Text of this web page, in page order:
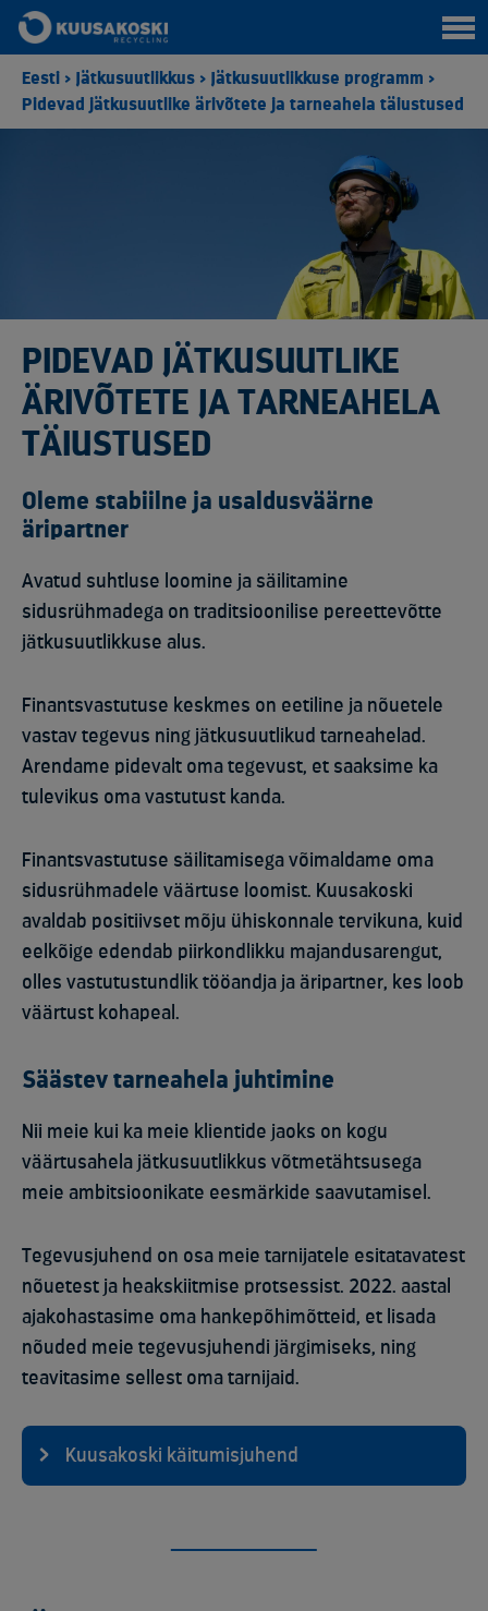
Eesti > Jätkusuutlikkus > Jätkusuutlikkuse programm >
Pidevad jätkusuutlike ärivõtete ja tarneahela täiustused
PIDEVAD JÄTKUSUUTLIKE
ÄRIVÕTETE JA TARNEAHELA
TÄIUSTUSED
Oleme stabiilne ja usaldusväärne
äripartner
Avatud suhtluse loomine ja säilitamine
sidusrühmadega on traditsioonilise pereettevõtte
jätkusuutlikkuse alus.
Finantsvastutuse keskmes on eetiline ja nõuetele
vastav tegevus ning jätkusuutlikud tarneahelad.
Arendame pidevalt oma tegevust, et saaksime ka
tulevikus oma vastutust kanda.
Finantsvastutuse säilitamisega võimaldame oma
sidusrühmadele väärtuse loomist. Kuusakoski
avaldab positiivset mõju ühiskonnale tervikuna, kuid
eelkõige edendab piirkondlikku majandusarengut,
olles vastutustundlik tööandja ja äripartner, kes loob
väärtust kohapeal.
Säästev tarneahela juhtimine
Nii meie kui ka meie klientide jaoks on kogu
väärtusahela jätkusuutlikkus võtmetähtsusega
meie ambitsioonikate eesmärkide saavutamisel.
Tegevusjuhend on osa meie tarnijatele esitatavatest
nõuetest ja heakskiitmise protsessist. 2022. aastal
ajakohastasime oma hankepõhimõtteid, et lisada
nõuded meie tegevusjuhendi järgimiseks, ning
teavitasime sellest oma tarnijaid.
Kuusakoski käitumisjuhend